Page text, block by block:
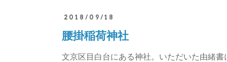
2018/09/18
腰掛稲荷神社
文京区目白台にある神社。いただいた由緒